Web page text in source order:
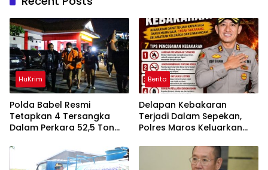
HuKrim
Polda Babel Resmi
Tetapkan 4 Tersangka
Dalam Perkara 52,5 Ton
Belitung
Berita
Delapan Kebakaran
Terjadi Dalam Sepekan,
Polres Maros Keluarkan
Masyarakat